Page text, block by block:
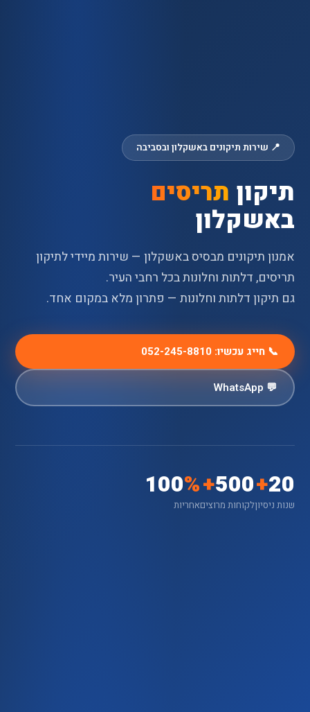
📍 שירות תיקונים באשקלון ובסביבה
תיקון תריסים
באשקלון
אמנון תיקונים מבסיס באשקלון — שירות מיידי לתיקון
תריסים, דלתות וחלונות בכל רחבי העיר.
גם תיקון דלתות וחלונות — פתרון מלא במקום אחד.
📞 חייג עכשיו: 052-245-8810
💬 WhatsApp
20
+
שנות ניסיון
500
+
לקוחות מרוצים
100%
אחריות